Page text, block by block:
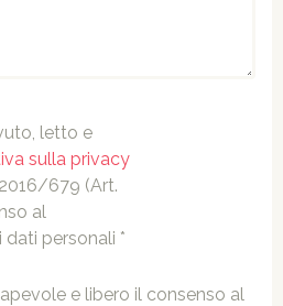
letto e
sulla privacy
679 (Art.
al
personali *
e libero il consenso al